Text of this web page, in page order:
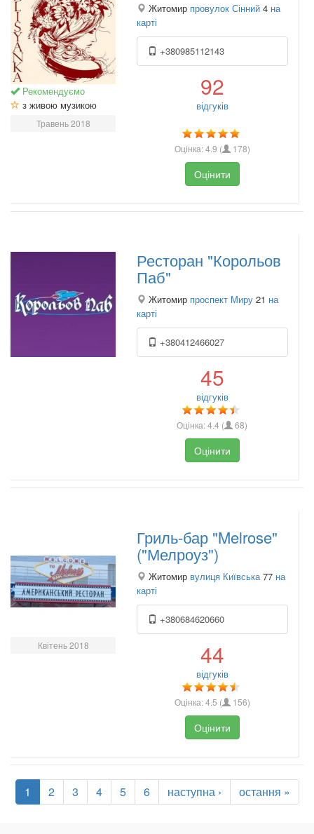
Рекомендуємо
з живою музикою
Травень 2018
Житомир провулок Сінний 4 на
карті
+380985112143
92
відгуків
Оцінка:4.9 ( 178)
Оцінити
Ресторан "Корольов
Паб"
Житомир проспект Миру 21 на
карті
+380412466027
45
відгуків
Оцінка:4.4 ( 68)
Оцінити
Квітень 2018
Гриль-бар "Melrose"
("Мелроуз")
Житомир вулиця Київська 77 на
карті
+380684620660
44
відгуків
Оцінка:4.5 ( 156)
Оцінити
1 2 3 4 5 6 наступна › остання »